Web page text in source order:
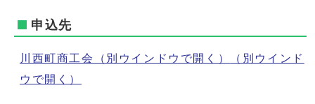
申込先
川西町商工会（別ウインドウで開く）
（別ウインド
ウで開く）